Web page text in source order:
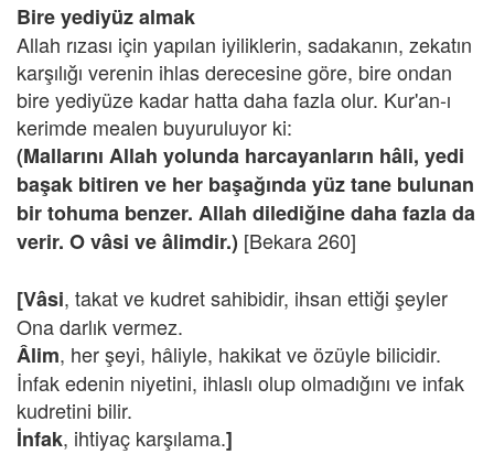
Bire yediyüz almak
Allah rızası için yapılan iyiliklerin, sadakanın, zekatın
karşılığı verenin ihlas derecesine göre, bire ondan
bire yediyüze kadar hatta daha fazla olur. Kur'an-ı
kerimde mealen buyuruluyor ki:
(Mallarını Allah yolunda harcayanların hâli, yedi
başak bitiren ve her başağında yüz tane bulunan
bir tohuma benzer. Allah dilediğine daha fazla da
verir. O vâsi ve âlimdir.) [Bekara 260]
[Vâsi, takat ve kudret sahibidir, ihsan ettiği şeyler
Ona darlık vermez.
Âlim, her şeyi, hâliyle, hakikat ve özüyle bilicidir.
İnfak edenin niyetini, ihlaslı olup olmadığını ve infak
kudretini bilir.
İnfak, ihtiyaç karşılama.]